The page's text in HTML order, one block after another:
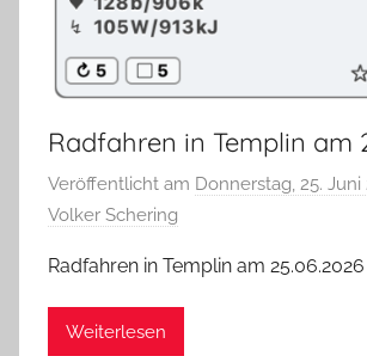
Radfahren in Templin am
Veröffentlicht am Donnerstag, 25. Juni
Volker Schering
Radfahren in Templin am 25.06.2026
Weiterlesen